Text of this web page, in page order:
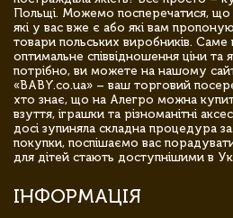
Польщі. Можемо посперечатися, що
які у вас вже є або які вам
товари польських виробників. Саме
оптимальне співвідношення ціни та
потрібно, ви можете на нашому
«BABY.co.ua» – ваш торговий
хто знає, що на Алегро можна
взуття, іграшки та різноманітні
досі зупиняла складна процедура
покупки, поспішаємо вас
для дітей стають доступнішими в
ІНФОРМАЦІЯ